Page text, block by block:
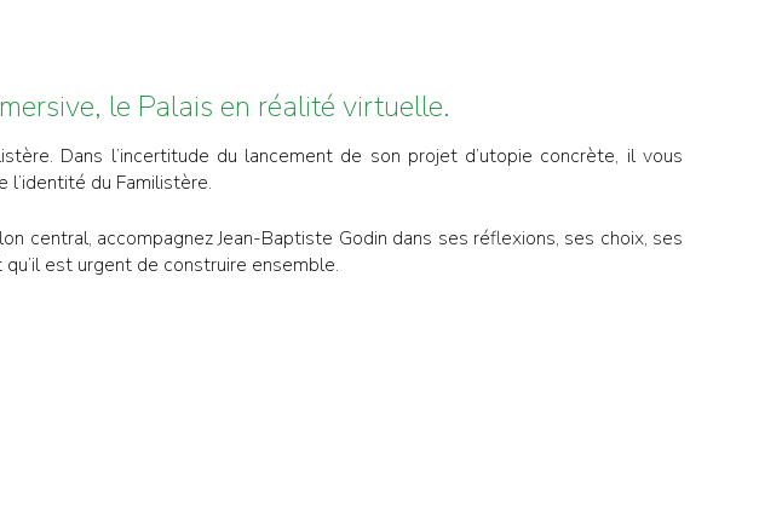
le Palais en réalité virtuelle.
Dans l’incertitude du lancement de son projet d’utopie concrète, il vous
du Familistère.
central, accompagnez Jean-Baptiste Godin dans ses réflexions, ses choix, ses
est urgent de construire ensemble.